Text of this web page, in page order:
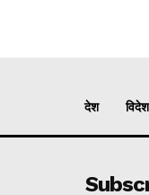
देश विदेश